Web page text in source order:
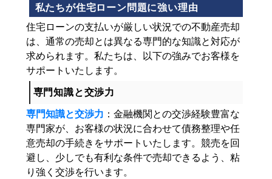
私たちが住宅ローン問題に強い理由
住宅ローンの支払いが厳しい状況での不動産売却
は、通常の売却とは異なる専門的な知識と対応が
求められます。私たちは、以下の強みでお客様を
サポートいたします。
専門知識と交渉力
専門知識と交渉力 ：金融機関との交渉経験豊富な
専門家が、お客様の状況に合わせて債務整理や任
意売却の手続きをサポートいたします。競売を回
避し、少しでも有利な条件で売却できるよう、粘
り強く交渉を行います。